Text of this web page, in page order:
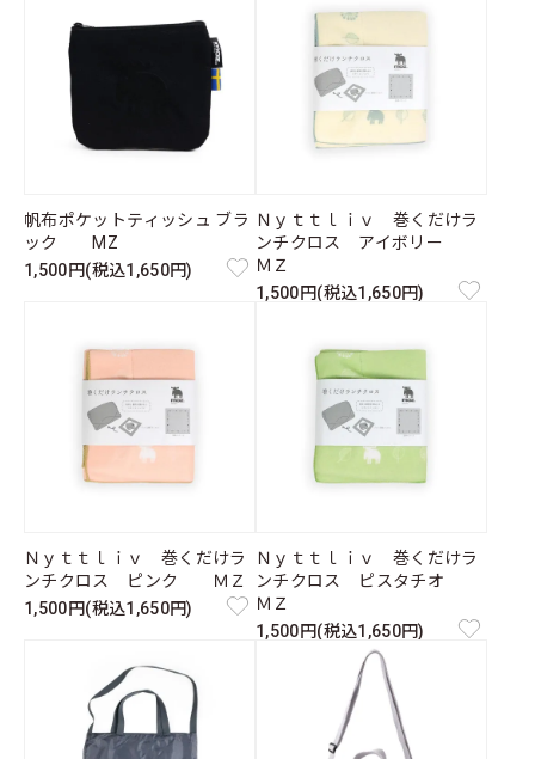
帆布ポケットティッシュ ブラ
ック MZ
1,500円(税込1,650円)
Ｎｙｔｔｌｉｖ 巻くだけラ
ンチクロス アイボリー
ＭＺ
1,500円(税込1,650円)
Ｎｙｔｔｌｉｖ 巻くだけラ
ンチクロス ピンク ＭＺ
1,500円(税込1,650円)
Ｎｙｔｔｌｉｖ 巻くだけラ
ンチクロス ピスタチオ
ＭＺ
1,500円(税込1,650円)